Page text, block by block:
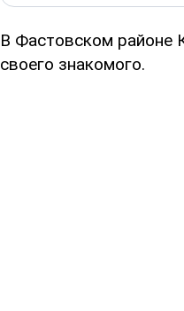
В Фастовском районе
своего знакомого.